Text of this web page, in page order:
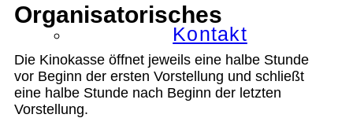
Kontakt
Organisatorisches
Die Kinokasse öffnet jeweils eine halbe Stunde
vor Beginn der ersten Vorstellung und schließt
eine halbe Stunde nach Beginn der letzten
Vorstellung.